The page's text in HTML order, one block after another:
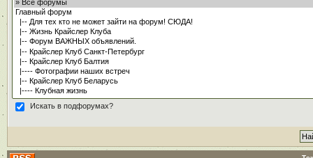
Искать в подфорумах?